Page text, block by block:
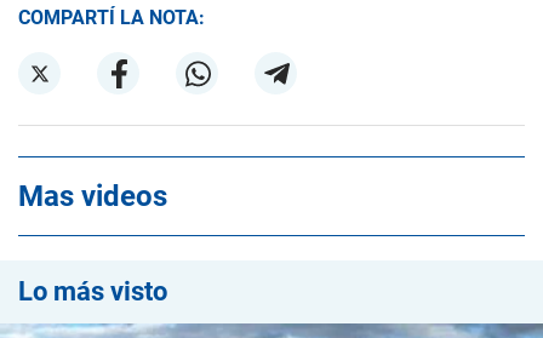
COMPARTÍ LA NOTA:
Mas videos
Lo más visto